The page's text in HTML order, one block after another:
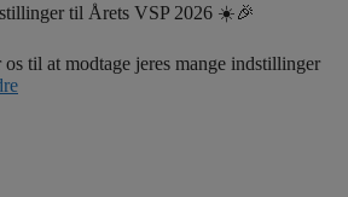
til Årets VSP 2026 ☀️🎉
til at modtage jeres mange indstillinger